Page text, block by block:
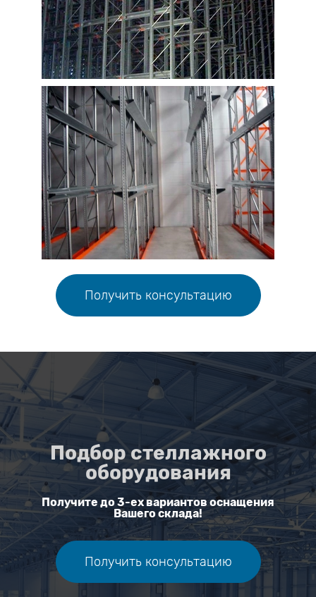
Получить консультацию
Подбор стеллажного
оборудования
Получите до 3-ех вариантов оснащения
Вашего склада!
Получить консультацию